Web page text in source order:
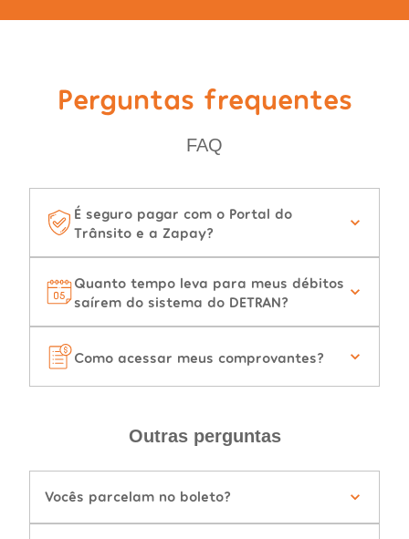
Perguntas frequentes
FAQ
É seguro pagar com o Portal do
Trânsito e a Zapay?
Quanto tempo leva para meus débitos
saírem do sistema do DETRAN?
Como acessar meus comprovantes?
Outras perguntas
Vocês parcelam no boleto?